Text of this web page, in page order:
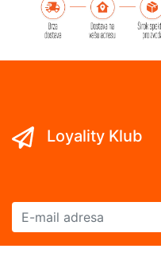
Loyality Klub
E-mail adresa